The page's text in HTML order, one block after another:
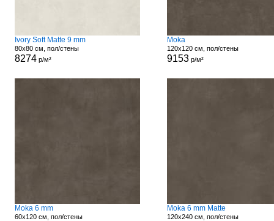
Ivory Soft Matte 9 mm
80x80 см, пол/стены
8274р/м²
Moka
120x120 см, пол/стены
9153р/м²
Moka 6 mm
60x120 см, пол/стены
Moka 6 mm Matte
120x240 см, пол/стены